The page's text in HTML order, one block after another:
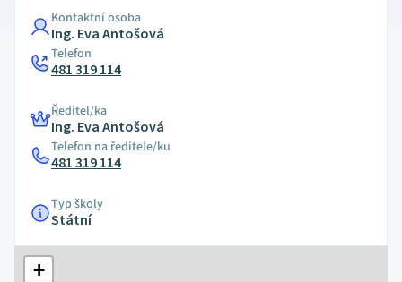
Kontaktní osoba
Ing. Eva Antošová
Telefon
481 319 114
Ředitel/ka
Ing. Eva Antošová
Telefon na ředitele/ku
481 319 114
Typ školy
Státní
+